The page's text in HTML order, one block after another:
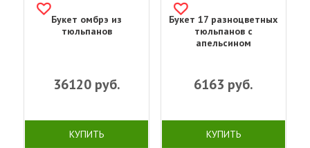
Букет омбрэ из
тюльпанов
36120руб.
КУПИТЬ
Букет 17 разноцветных
тюльпанов с
апельсином
6163 руб.
КУПИТЬ